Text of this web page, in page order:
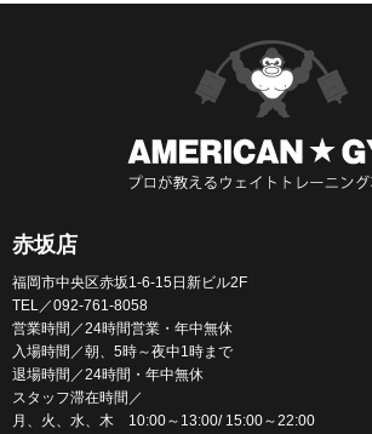
赤坂店
福岡市中央区赤坂1-6-15日新ビル2F
TEL／092-761-8058
営業時間／24時間営業・年中無休
入場時間／朝、5時～夜中1時まで
退場時間／24時間・年中無休
スタッフ滞在時間／
月、火、水、木 10:00～13:00/ 15:00～22:00